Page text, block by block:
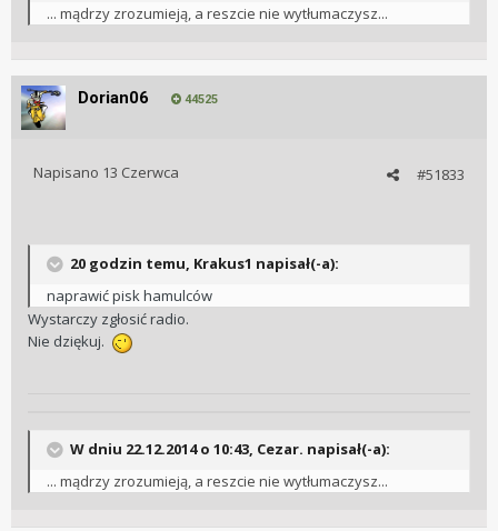
... mądrzy zrozumieją, a reszcie nie wytłumaczysz...
Dorian06 44525
#51833
Napisano 13 Czerwca
20 godzin temu, Krakus1 napisał(-a):
naprawić pisk hamulców
Wystarczy zgłosić radio.
Nie dziękuj.
W dniu 22.12.2014 o 10:43, Cezar. napisał(-a):
... mądrzy zrozumieją, a reszcie nie wytłumaczysz...